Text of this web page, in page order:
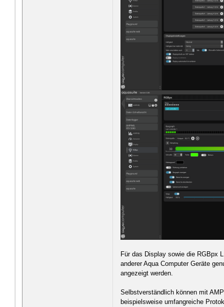
Für das Display sowie die RGBpx
anderer Aqua Computer Geräte
angezeigt werden.
Selbstverständlich können mit
beispielsweise umfangreiche